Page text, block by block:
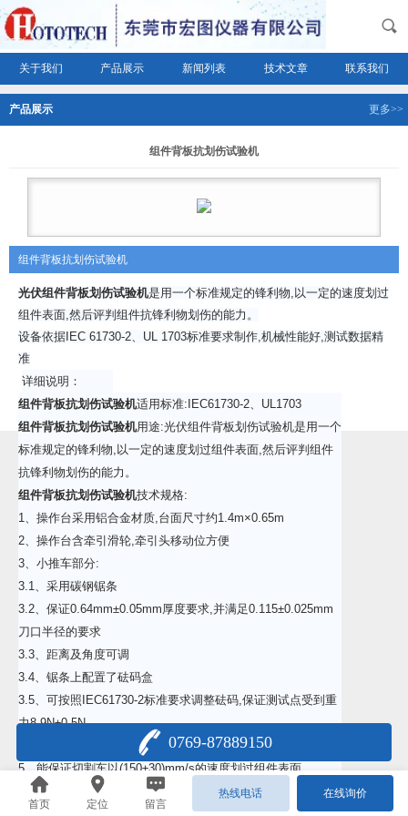
关于我们 产品展示 新闻列表 技术文章 联系我们
产品展示 更多>>
组件背板抗划伤试验机
组件背板抗划伤试验机
光伏组件背板划伤试验机是用一个标准规定的锋利物,以一定的速度划过
组件表面,然后评判组件抗锋利物划伤的能力。
设备依据IEC 61730-2、UL 1703标准要求制作,机械性能好,测试数据精
准
详细说明：
组件背板抗划伤试验机适用标准:IEC61730-2、UL1703
组件背板抗划伤试验机用途:光伏组件背板划伤试验机是用一个
标准规定的锋利物,以一定的速度划过组件表面,然后评判组件
抗锋利物划伤的能力。
组件背板抗划伤试验机技术规格:
1、操作台采用铝合金材质,台面尺寸约1.4m×0.65m
2、操作台含牵引滑轮,牵引头移动位方便
3、小推车部分:
3.1、采用碳钢锯条
3.2、保证0.64mm±0.05mm厚度要求,并满足0.115±0.025mm
刀口半径的要求
3.3、距离及角度可调
3.4、锯条上配置了砝码盒
3.5、可按照IEC61730-2标准要求调整砝码,保证测试点受到重
力8.9N±0.5N
4、采用电机恒速牵引,速度连续可调,牵引方向可调
5、能保证切割车以(150±30)mm/s的速度划过组件表面
0769-87889150
首页 定位 留言
热线电话 在线询价